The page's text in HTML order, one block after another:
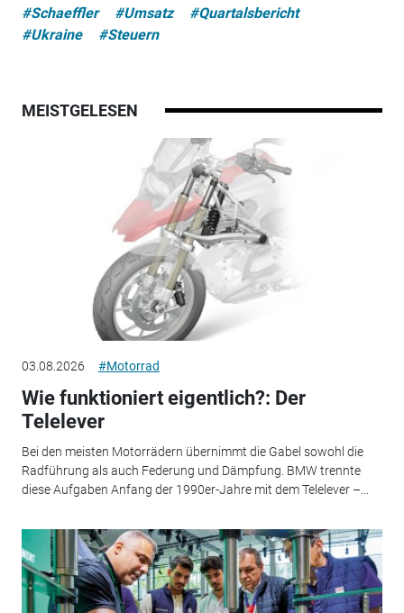
#Schaeffler #Umsatz
#Quartalsbericht
#Ukraine
#Steuern
MEISTGELESEN
03.08.2026 #Motorrad
Wie funktioniert eigentlich?: Der
Telelever
Bei den meisten Motorrädern übernimmt die Gabel sowohl die
Radführung als auch Federung und Dämpfung. BMW trennte
diese Aufgaben Anfang der 1990er-Jahre mit dem Telelever –...